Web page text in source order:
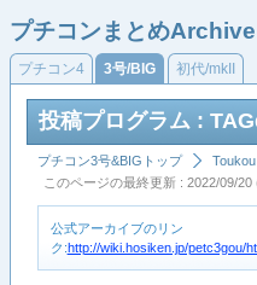
プチコンまとめArchive
プチコン4 3号/BIG 初代/mkII
投稿プログラム :
プチコン3号&BIGトップ Toukou
このページの最終更新 : 2022/09/20
公式アーカイブのリン
ク:http://wiki.hosiken.jp/petc3gou/